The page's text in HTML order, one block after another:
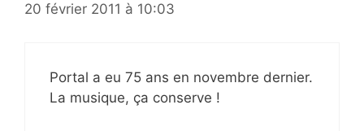
20 février 2011 à 10:03
Portal a eu 75 ans en novembre dernier.
La musique, ça conserve !